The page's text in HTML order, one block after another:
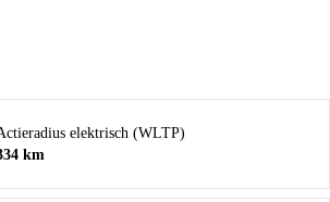
elektrisch (WLTP)
km